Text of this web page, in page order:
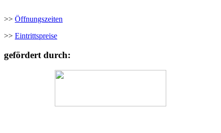
>> Öffnungszeiten
>> Eintrittspreise
gefördert durch: